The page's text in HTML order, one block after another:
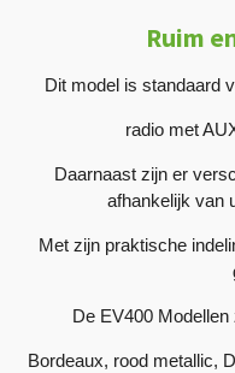
Ruim
Dit model is standaard
radio met
Daarnaast zijn er
afhankelijk van
Met zijn praktische
De EV400
Bordeaux, rood metallic,